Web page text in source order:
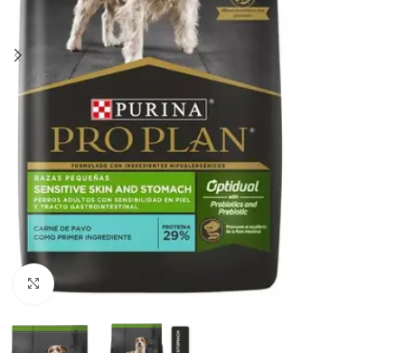
Haga clic para ampliar